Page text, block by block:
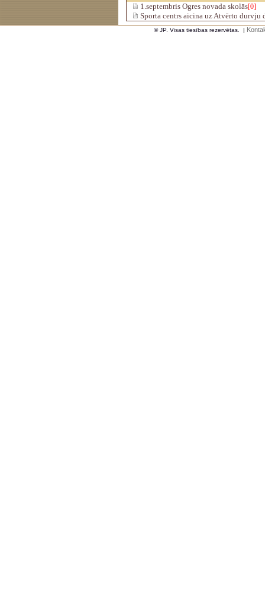
1.septembris Ogres novada skolās[0]
Sporta centrs aicina uz Atvērto durvju
© JP. Visas tiesības rezervētas. |